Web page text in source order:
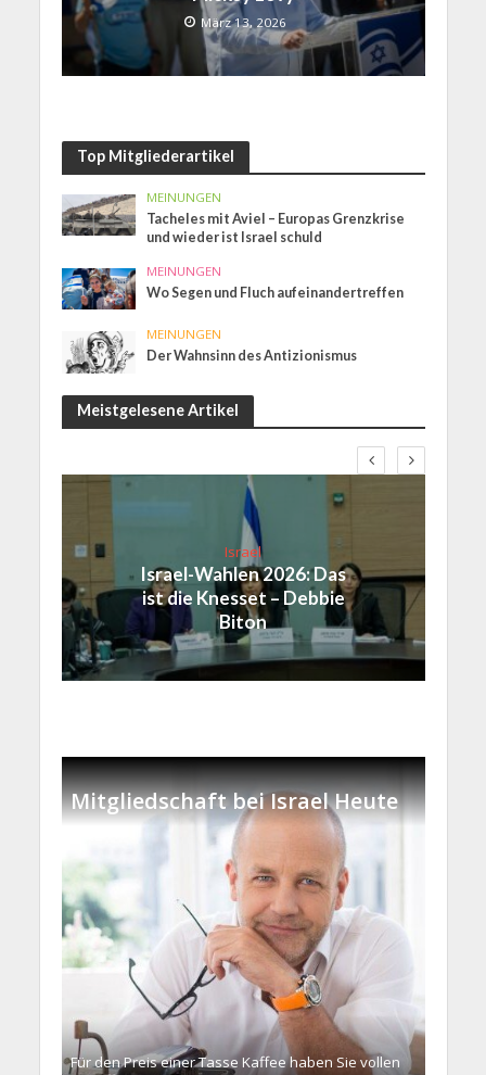
März 13, 2026
Top Mitgliederartikel
MEINUNGEN
Tacheles mit Aviel – Europas Grenzkrise
und wieder ist Israel schuld
MEINUNGEN
Wo Segen und Fluch aufeinandertreffen
MEINUNGEN
Der Wahnsinn des Antizionismus
Meistgelesene Artikel
Israel
Israel-Wahlen 2026: Das
ist die Knesset – Debbie
Biton
Mitgliedschaft bei Israel Heute
Für den Preis einer Tasse Kaffee haben Sie vollen